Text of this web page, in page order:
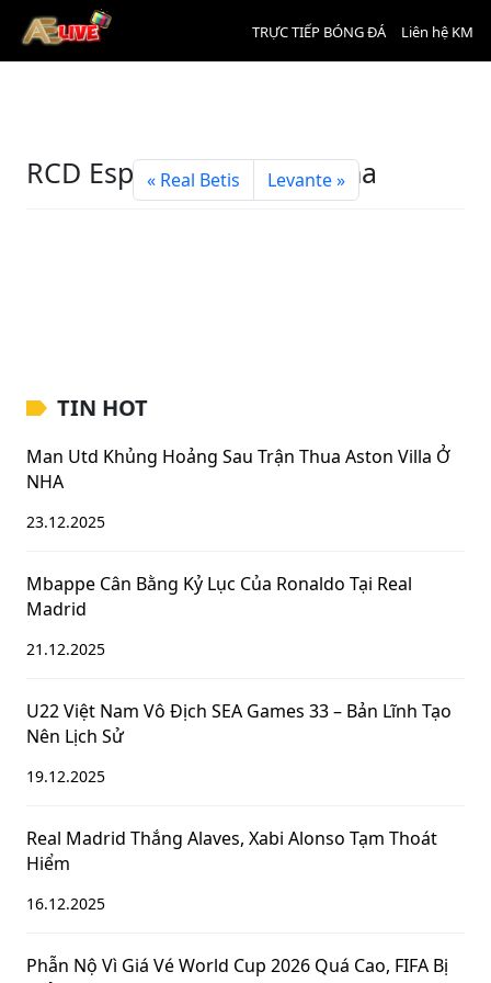
TRỰC TIẾP BÓNG ĐÁ Liên hệ KM
RCD Espanyol de Barcelona
Real Betis Levante
TIN HOT
Man Utd Khủng Hoảng Sau Trận Thua Aston Villa Ở
NHA
23.12.2025
Mbappe Cân Bằng Kỷ Lục Của Ronaldo Tại Real
Madrid
21.12.2025
U22 Việt Nam Vô Địch SEA Games 33 – Bản Lĩnh Tạo
Nên Lịch Sử
19.12.2025
Real Madrid Thắng Alaves, Xabi Alonso Tạm Thoát
Hiểm
16.12.2025
Phẫn Nộ Vì Giá Vé World Cup 2026 Quá Cao, FIFA Bị